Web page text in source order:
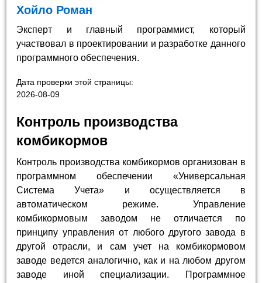
Хойло Роман
Эксперт и главный программист, который
участвовал в проектировании и разработке данного
программного обеспечения.
Дата проверки этой страницы:
2026-08-09
Контроль производства
комбикормов
Контроль производства комбикормов организован в
программном обеспечении «Универсальная
Система Учета» и осуществляется в
автоматическом режиме. Управление
комбикормовым заводом не отличается по
принципу управления от любого другого завода в
другой отрасли, и сам учет на комбикормовом
заводе ведется аналогично, как и на любом другом
заводе иной специализации. Программное